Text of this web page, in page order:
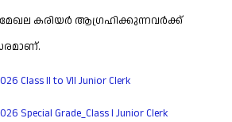
കരിയർ ആഗ്രഹിക്കുന്നവർക്ക്
Class II to VII Junior Clerk
Special Grade_Class I Junior Clerk